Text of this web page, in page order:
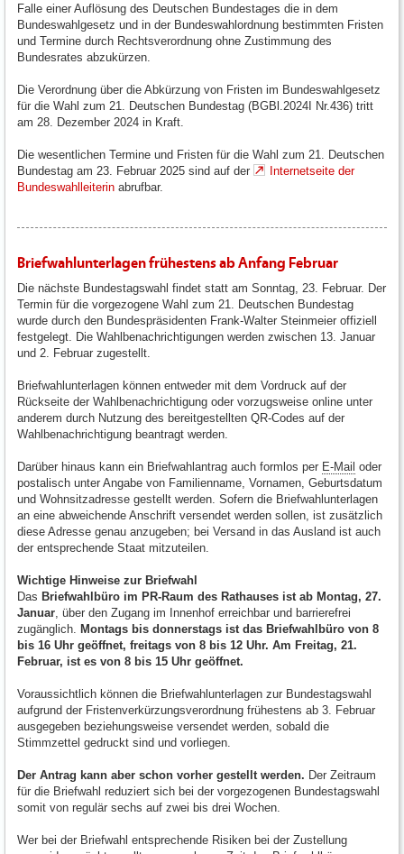
Falle einer Auflösung des Deutschen Bundestages die in dem
Bundeswahlgesetz und in der Bundeswahlordnung bestimmten Fristen
und Termine durch Rechtsverordnung ohne Zustimmung des
Bundesrates abzukürzen.
Die Verordnung über die Abkürzung von Fristen im Bundeswahlgesetz
für die Wahl zum 21. Deutschen Bundestag (BGBl.2024I Nr.436) tritt
am 28. Dezember 2024 in Kraft.
Die wesentlichen Termine und Fristen für die Wahl zum 21. Deutschen
Bundestag am 23. Februar 2025 sind auf der
Internetseite der
Bundeswahlleiterin abrufbar.
Briefwahlunterlagen frühestens ab Anfang Februar
Die nächste Bundestagswahl findet statt am Sonntag, 23. Februar. Der
Termin für die vorgezogene Wahl zum 21. Deutschen Bundestag
wurde durch den Bundespräsidenten Frank-Walter Steinmeier offiziell
festgelegt. Die Wahlbenachrichtigungen werden zwischen 13. Januar
und 2. Februar zugestellt.
Briefwahlunterlagen können entweder mit dem Vordruck auf der
Rückseite der Wahlbenachrichtigung oder vorzugsweise online unter
anderem durch Nutzung des bereitgestellten QR-Codes auf der
Wahlbenachrichtigung beantragt werden.
Darüber hinaus kann ein Briefwahlantrag auch formlos per E-Mail oder
postalisch unter Angabe von Familienname, Vornamen, Geburtsdatum
und Wohnsitzadresse gestellt werden. Sofern die Briefwahlunterlagen
an eine abweichende Anschrift versendet werden sollen, ist zusätzlich
diese Adresse genau anzugeben; bei Versand in das Ausland ist auch
der entsprechende Staat mitzuteilen.
Wichtige Hinweise zur Briefwahl
Das Briefwahlbüro im PR-Raum des Rathauses ist ab Montag, 27.
Januar , über den Zugang im Innenhof erreichbar und barrierefrei
zugänglich. Montags bis donnerstags ist das Briefwahlbüro von 8
bis 16 Uhr geöffnet, freitags von 8 bis 12 Uhr. Am Freitag, 21.
Februar, ist es von 8 bis 15 Uhr geöffnet.
Voraussichtlich können die Briefwahlunterlagen zur Bundestagswahl
aufgrund der Fristenverkürzungsverordnung frühestens ab 3. Februar
ausgegeben beziehungsweise versendet werden, sobald die
Stimmzettel gedruckt sind und vorliegen.
Der Antrag kann aber schon vorher gestellt werden. Der Zeitraum
für die Briefwahl reduziert sich bei der vorgezogenen Bundestagswahl
somit von regulär sechs auf zwei bis drei Wochen.
Wer bei der Briefwahl entsprechende Risiken bei der Zustellung